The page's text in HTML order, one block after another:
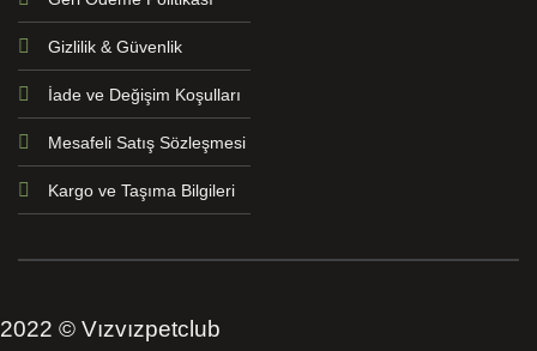
Gizlilik & Güvenlik
İade ve Değişim Koşulları
Mesafeli Satış Sözleşmesi
Kargo ve Taşıma Bilgileri
2022 © Vızvızpetclub